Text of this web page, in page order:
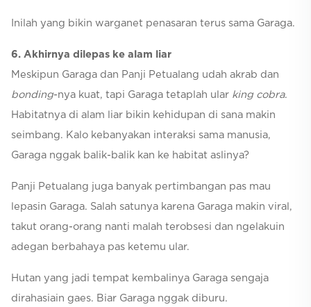
Inilah yang bikin warganet penasaran terus sama Garaga.
6. Akhirnya dilepas ke alam liar
Meskipun Garaga dan Panji Petualang udah akrab dan
bonding-nya kuat, tapi Garaga tetaplah ular king cobra.
Habitatnya di alam liar bikin kehidupan di sana makin
seimbang. Kalo kebanyakan interaksi sama manusia,
Garaga nggak balik-balik kan ke habitat aslinya?
Panji Petualang juga banyak pertimbangan pas mau
lepasin Garaga. Salah satunya karena Garaga makin viral,
takut orang-orang nanti malah terobsesi dan ngelakuin
adegan berbahaya pas ketemu ular.
Hutan yang jadi tempat kembalinya Garaga sengaja
dirahasiain gaes. Biar Garaga nggak diburu.